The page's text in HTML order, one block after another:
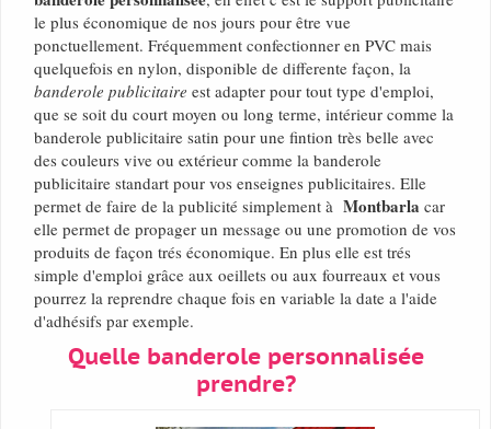
le plus économique de nos jours pour être vue
ponctuellement. Fréquemment confectionner en PVC mais
quelquefois en nylon, disponible de differente façon, la
banderole publicitaire est adapter pour tout type d'emploi,
que se soit du court moyen ou long terme, intérieur comme la
banderole publicitaire satin pour une fintion très belle avec
des couleurs vive ou extérieur comme la banderole
publicitaire standart pour vos enseignes publicitaires. Elle
permet de faire de la publicité simplement à Montbarla car
elle permet de propager un message ou une promotion de vos
produits de façon trés économique. En plus elle est trés
simple d'emploi grâce aux oeillets ou aux fourreaux et vous
pourrez la reprendre chaque fois en variable la date a l'aide
d'adhésifs par exemple.
Quelle banderole personnalisée
prendre?